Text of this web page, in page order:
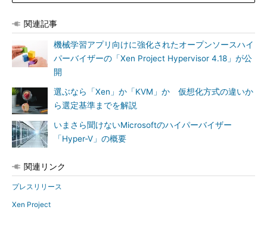
関連記事
機械学習アプリ向けに強化されたオープンソースハイ
パーバイザーの「Xen Project Hypervisor 4.18」が公
開
選ぶなら「Xen」か「KVM」か 仮想化方式の違いか
ら選定基準までを解説
いまさら聞けないMicrosoftのハイパーバイザー
「Hyper-V」の概要
関連リンク
プレスリリース
Xen Project